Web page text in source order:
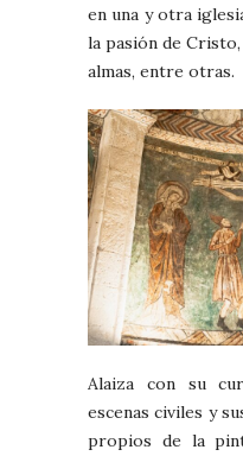
en una y otra
la pasión de
almas, entre otras.
Alaiza con su
escenas civiles y
propios de la